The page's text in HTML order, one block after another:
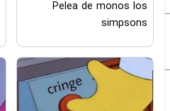
Pelea de monos los
simpsons